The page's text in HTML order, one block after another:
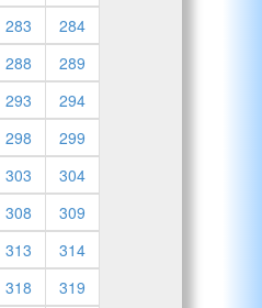
283
284
288
289
293
294
298
299
303
304
308
309
313
314
318
319